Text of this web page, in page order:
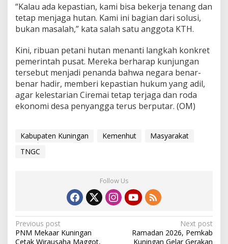
“Kalau ada kepastian, kami bisa bekerja tenang dan
tetap menjaga hutan. Kami ini bagian dari solusi,
bukan masalah,” kata salah satu anggota KTH.
Kini, ribuan petani hutan menanti langkah konkret
pemerintah pusat. Mereka berharap kunjungan
tersebut menjadi penanda bahwa negara benar-
benar hadir, memberi kepastian hukum yang adil,
agar kelestarian Ciremai tetap terjaga dan roda
ekonomi desa penyangga terus berputar. (OM)
Kabupaten Kuningan Kemenhut
Masyarakat
TNGC
Follow Us
Post
navigation
Previous post
PNM Mekaar Kuningan
Cetak Wirausaha Maggot,
Next post
Ramadan 2026, Pemkab
Kuningan Gelar Gerakan